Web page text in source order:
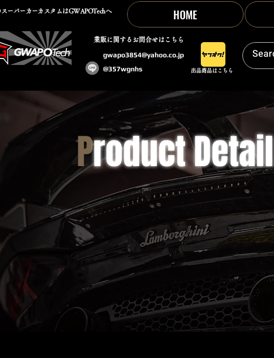
ーパーカーカスタムはGWAPOTechへ
​業販に関するお問合せはこちら
gwapo3854@yahoo.co.jp
@357wgnhs
出品商品はこちら
HOME
Product Detail